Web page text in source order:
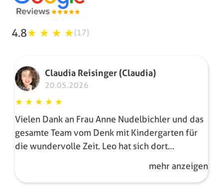
4.8★ ★ ★ ★(17)
Claudia Reisinger (Claudia)
20.05.2026
★ ★ ★ ★ ★
Vielen Dank an Frau Anne Nudelbichler und das
gesamte Team vom Denk mit Kindergarten für
die wundervolle Zeit. Leo hat sich dort
lernen – vor allem Selbstständigkeit, Vertrauen
und Freude am Miteinander. Man spürt jeden
mehr anzeigen